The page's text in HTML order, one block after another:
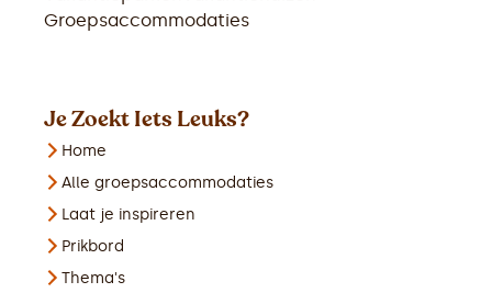
Groepsaccommodaties
Je Zoekt Iets Leuks?
Home
Alle groepsaccommodaties
Laat je inspireren
Prikbord
Thema's